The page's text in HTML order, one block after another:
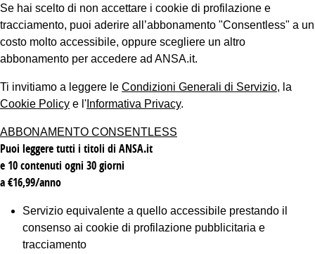
Se hai scelto di non accettare i cookie di profilazione e
tracciamento, puoi aderire all’abbonamento "Consentless" a un
costo molto accessibile, oppure scegliere un altro
abbonamento per accedere ad ANSA.it.
Ti invitiamo a leggere le Condizioni Generali di Servizio, la
Cookie Policy e l' Informativa Privacy.
ABBONAMENTO CONSENTLESS
Puoi leggere tutti i titoli di ANSA.it
e 10 contenuti ogni 30 giorni
a €16,99/anno
Servizio equivalente a quello accessibile prestando il
consenso ai cookie di profilazione pubblicitaria e
tracciamento